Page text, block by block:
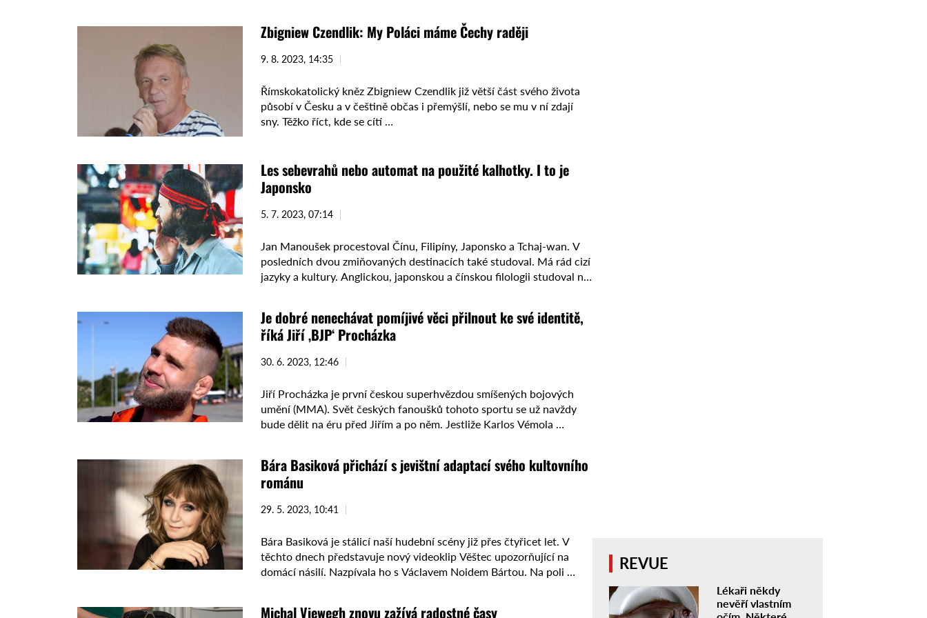
Zbigniew Czendlik: My Poláci máme Čechy raději
9. 8. 2023, 14:35
Římskokatolický kněz Zbigniew Czendlik již větší část svého života
působí v Česku a v češtině občas i přemýšlí, nebo se mu v ní zdají
sny. Těžko říct, kde se cítí …
Les sebevrahů nebo automat na použité kalhotky. I to je
Japonsko
5. 7. 2023, 07:14
Jan Manoušek procestoval Čínu, Filipíny, Japonsko a Tchaj-wan. V
posledních dvou zmiňovaných destinacích také studoval. Má rád cizí
jazyky a kultury. Anglickou, japonskou a čínskou filologii studoval na
Je dobré nenechávat pomíjivé věci přilnout ke své identitě,
říká Jiří ‚BJP‘ Procházka
30. 6. 2023, 12:46
Jiří Procházka je první českou superhvězdou smíšených bojových
umění (MMA). Svět českých fanoušků tohoto sportu se už navždy
bude dělit na éru před Jiřím a po něm. Jestliže Karlos Vémola …
Bára Basiková přichází s jevištní adaptací svého kultovního
románu
29. 5. 2023, 10:41
Bára Basiková je stálicí naší hudební scény již přes čtyřicet let. V
těchto dnech představuje nový videoklip Věštec upozorňující na
domácí násilí. Nazpívala ho s Václavem Noidem Bártou. Na poli …
Michal Viewegh znovu zažívá radostné časy
REVUE
Lékaři někdy
nevěří vlastním